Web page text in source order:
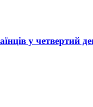
у четвертий